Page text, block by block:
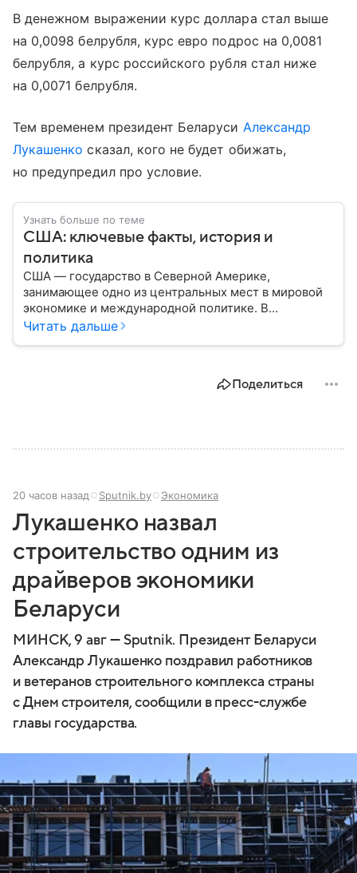
В денежном выражении курс доллара стал выше
на 0,0098 белрубля, курс евро подрос на 0,0081
белрубля, а курс российского рубля стал ниже
на 0,0071 белрубля.
Тем временем президент Беларуси Александр
Лукашенко сказал, кого не будет обижать,
но предупредил про условие.
Узнать больше по теме
США: ключевые факты, история и
политика
США — государство в Северной Америке,
занимающее одно из центральных мест в мировой
экономике и международной политике. В
материале — основные сведения об этой стране.
Читать дальше
Поделиться
20 часов назад Sputnik.by Экономика
Лукашенко назвал
строительство одним из
драйверов экономики
Беларуси
МИНСК, 9 авг — Sputnik. Президент Беларуси
Александр Лукашенко поздравил работников
и ветеранов строительного комплекса страны
с Днем строителя, сообщили в пресс-службе
главы государства.